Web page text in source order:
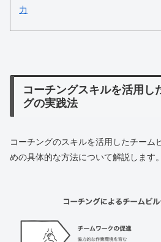
力
コーチングスキルを活用し
グの実践法
コーチングのスキルを活用したチーム
めの具体的な方法について解説します。